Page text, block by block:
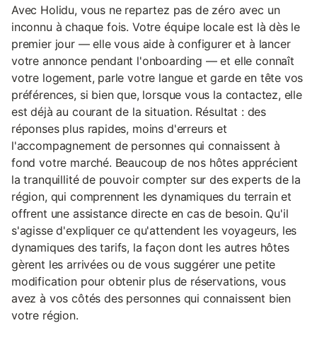
Avec Holidu, vous ne repartez pas de zéro avec un
inconnu à chaque fois. Votre équipe locale est là dès le
premier jour — elle vous aide à configurer et à lancer
votre annonce pendant l'onboarding — et elle connaît
votre logement, parle votre langue et garde en tête vos
préférences, si bien que, lorsque vous la contactez, elle
est déjà au courant de la situation. Résultat : des
réponses plus rapides, moins d'erreurs et
l'accompagnement de personnes qui connaissent à
fond votre marché. Beaucoup de nos hôtes apprécient
la tranquillité de pouvoir compter sur des experts de la
région, qui comprennent les dynamiques du terrain et
offrent une assistance directe en cas de besoin. Qu'il
s'agisse d'expliquer ce qu'attendent les voyageurs, les
dynamiques des tarifs, la façon dont les autres hôtes
gèrent les arrivées ou de vous suggérer une petite
modification pour obtenir plus de réservations, vous
avez à vos côtés des personnes qui connaissent bien
votre région.